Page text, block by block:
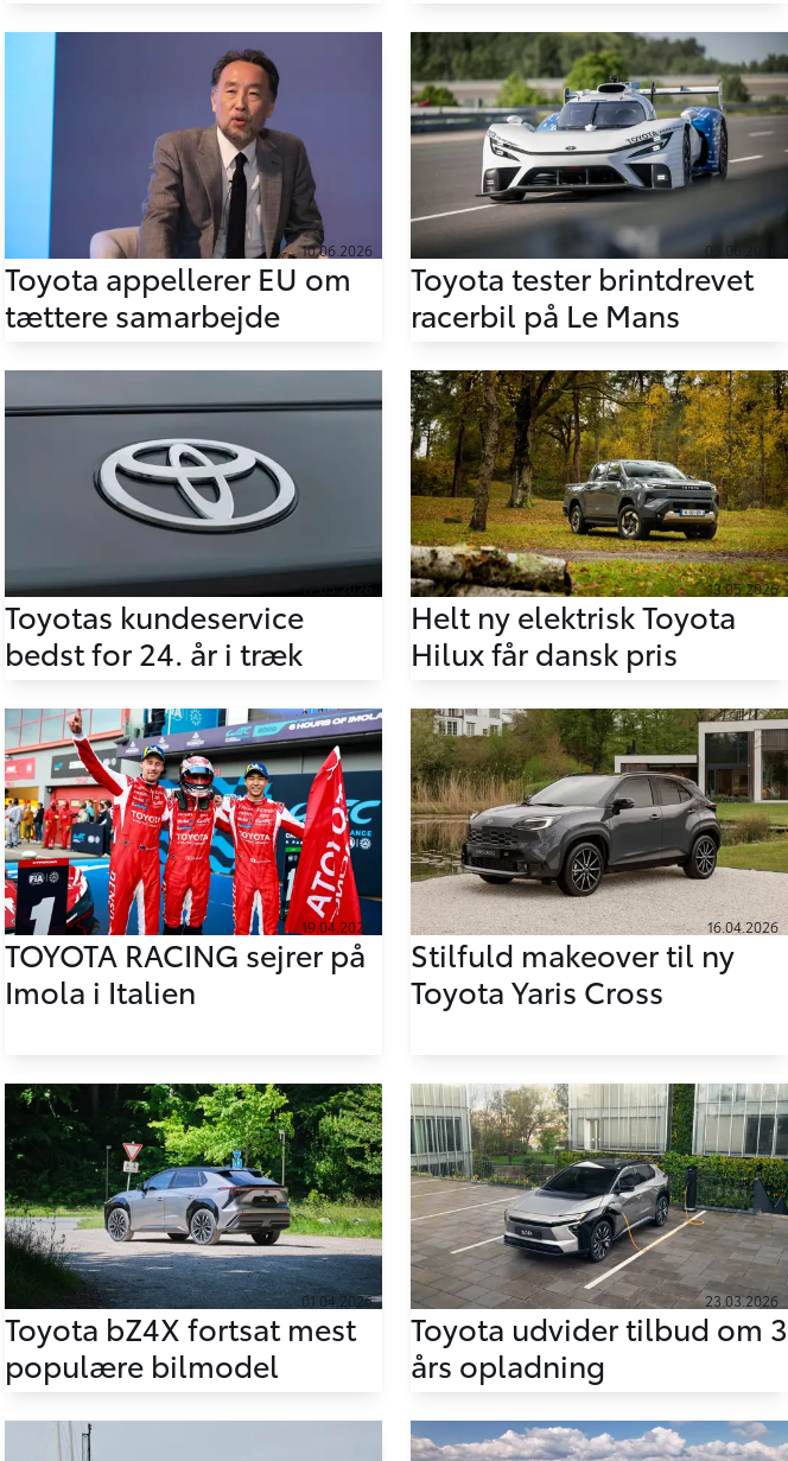
10.06.2026
Toyota appellerer EU om
tættere samarbejde
05.06.2026
Toyota tester brintdrevet
racerbil på Le Mans
17.05.2026
Toyotas kundeservice
bedst for 24. år i træk
13.05.2026
Helt ny elektrisk Toyota
Hilux får dansk pris
19.04.2026
TOYOTA RACING sejrer på
Imola i Italien
16.04.2026
Stilfuld makeover til ny
Toyota Yaris Cross
01.04.2026
Toyota bZ4X fortsat mest
populære bilmodel
23.03.2026
Toyota udvider tilbud om 3
års opladning